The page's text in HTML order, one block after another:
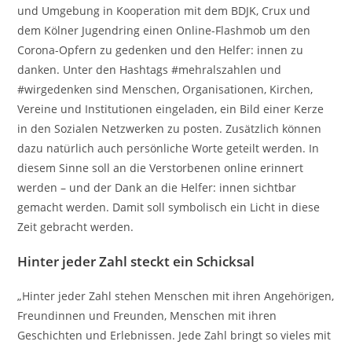
und Umgebung in Kooperation mit dem BDJK, Crux und
dem Kölner Jugendring einen Online-Flashmob um den
Corona-Opfern zu gedenken und den Helfer: innen zu
danken. Unter den Hashtags #mehralszahlen und
#wirgedenken sind Menschen, Organisationen, Kirchen,
Vereine und Institutionen eingeladen, ein Bild einer Kerze
in den Sozialen Netzwerken zu posten. Zusätzlich können
dazu natürlich auch persönliche Worte geteilt werden. In
diesem Sinne soll an die Verstorbenen online erinnert
werden – und der Dank an die Helfer: innen sichtbar
gemacht werden. Damit soll symbolisch ein Licht in diese
Zeit gebracht werden.
Hinter jeder Zahl steckt ein Schicksal
„Hinter jeder Zahl stehen Menschen mit ihren Angehörigen,
Freundinnen und Freunden, Menschen mit ihren
Geschichten und Erlebnissen. Jede Zahl bringt so vieles mit